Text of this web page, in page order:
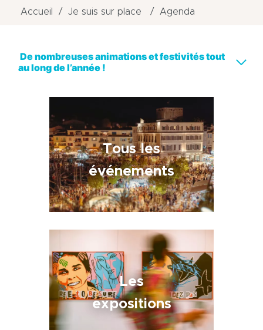
Accueil Je suis sur place Agenda
De nombreuses animations et festivités tout
au long de l’année !
Tous les
événements
Les
expositions